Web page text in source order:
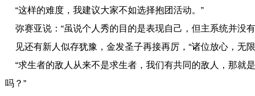
“这样的难度，我建议大家不如选择抱团活动。”
弥赛亚说：“虽说个人秀的目的是表现自己，但主系统并没
见还有新人似存犹豫，金发圣子再接再厉，“诸位放心，无
“求生者的敌人从来不是求生者，我们有共同的敌人，那就
吗？”